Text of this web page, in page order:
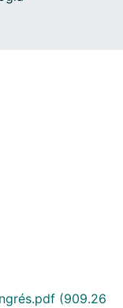
(909.26